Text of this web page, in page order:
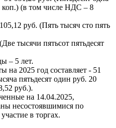
коп.) (в том числе НДС – 8
руб. (Пять тысяч сто пять
тысячи пятьсот пятьдесят
– 5 лет.
на 2025 год составляет - 51
пятьдесят один руб. 20
руб.).
на 14.04.2025,
несостоявшимися по
в торгах.